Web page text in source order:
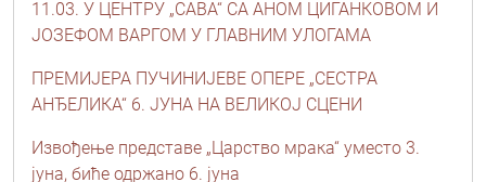
11.03. У ЦЕНТРУ „САВА“ СА АНОМ ЦИГАНКОВОМ И
ЈОЗЕФОМ ВАРГОМ У ГЛАВНИМ УЛОГАМА
ПРЕМИЈЕРА ПУЧИНИЈЕВЕ ОПЕРЕ „СЕСТРА
АНЂЕЛИКА“ 6. ЈУНА НА ВЕЛИКОЈ СЦЕНИ
Извођење представе „Царство мрака“ уместо 3.
јуна, биће одржано 6. јуна